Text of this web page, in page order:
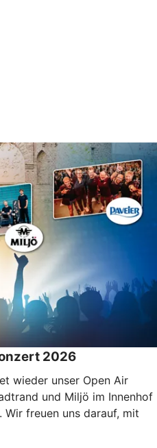
2026
wieder unser Open Air
und Miljö im Innenhof
freuen uns darauf, mit